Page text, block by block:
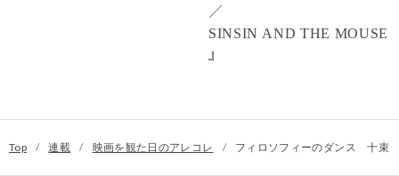
／
SINSIN AND THE MOUSE
』
Top / 連載 / 映画を観た日のアレコレ / フィロソフィーのダンス 十束